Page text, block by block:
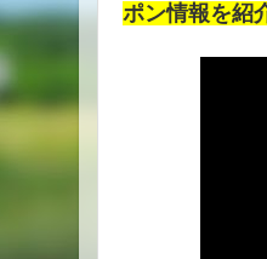
ポン情報を紹